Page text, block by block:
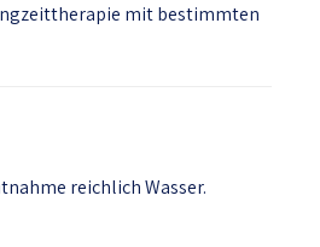
mit bestimmten
reichlich Wasser.